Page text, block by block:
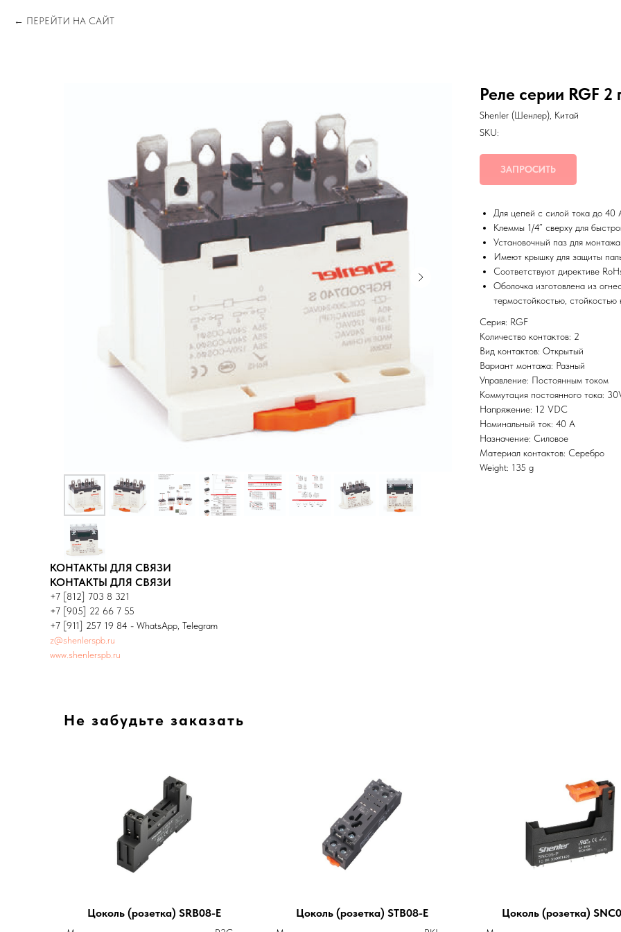
ПЕРЕЙТИ НА САЙТ
Реле серии RGF
Shenler (Шенлер), Китай
SKU:
ЗАПРОСИТЬ
Для цепей с силой тока до 40
Клеммы 1/4” сверху для
Установочный паз для
Имеют крышку для защиты
Соответствуют директиве
Оболочка изготовлена из
термостойкостью,
Серия: RGF
Количество контактов: 2
Вид контактов: Открытый
Вариант монтажа: Разный
Управление: Постоянным током
Коммутация постоянного тока:
Напряжение: 12 VDC
Номинальный ток: 40 A
Назначение: Силовое
Материал контактов: Серебро
Weight: 135 g
КОНТАКТЫ ДЛЯ СВЯЗИ
КОНТАКТЫ ДЛЯ СВЯЗИ
+7 [812] 703 8 321
+7 [905] 22 66 7 55
+7 [911] 257 19 84 - WhatsApp, Telegram
z@shenlerspb.ru
www.shenlerspb.ru
Не забудьте заказать
Цоколь (розетка) SRB08-E Цоколь (розетка) STB08-E Цоколь (розетка)